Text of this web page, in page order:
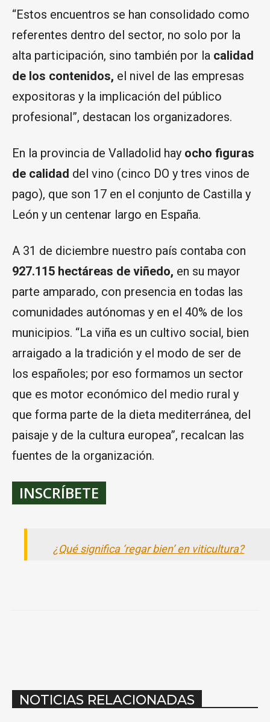
“Estos encuentros se han consolidado como
referentes dentro del sector, no solo por la
alta participación, sino también por la calidad
de los contenidos, el nivel de las empresas
expositoras y la implicación del público
profesional”, destacan los organizadores.
En la provincia de Valladolid hay ocho figuras
de calidad del vino (cinco DO y tres vinos de
pago), que son 17 en el conjunto de Castilla y
León y un centenar largo en España.
A 31 de diciembre nuestro país contaba con
927.115 hectáreas de viñedo, en su mayor
parte amparado, con presencia en todas las
comunidades autónomas y en el 40% de los
municipios. “La viña es un cultivo social, bien
arraigado a la tradición y el modo de ser de
los españoles; por eso formamos un sector
que es motor económico del medio rural y
que forma parte de la dieta mediterránea, del
paisaje y de la cultura europea”, recalcan las
fuentes de la organización.
INSCRÍBETE
¿Qué significa ‘regar bien’ en viticultura?
NOTICIAS RELACIONADAS